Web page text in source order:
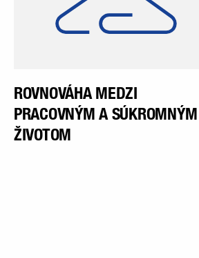
oblasti činnosti.
ROVNOVÁHA MEDZI
PRACOVNÝM A SÚKROMNÝM
ŽIVOTOM